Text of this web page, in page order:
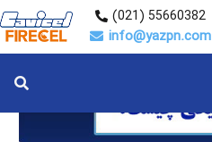
55660382 (021)
info@yazpn.com